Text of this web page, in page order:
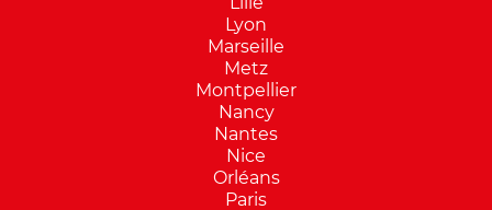
Lyon
Marseille
Metz
Montpellier
Nancy
Nantes
Nice
Orléans
Paris